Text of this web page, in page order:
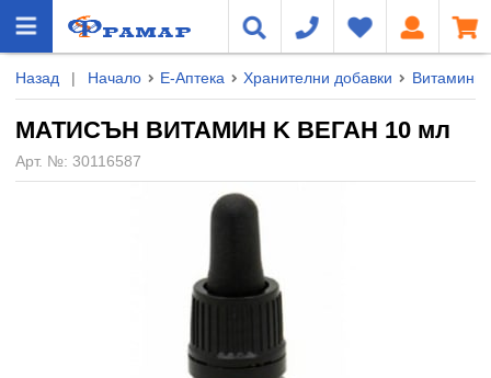
Назад | Начало Е-Аптека Хранителни добавки Витамини
МАТИСЪН ВИТАМИН K ВЕГАН 10 мл
Арт. №: 30116587